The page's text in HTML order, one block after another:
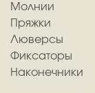
Молнии
Пряжки
Люверсы
Фиксаторы
Наконечники